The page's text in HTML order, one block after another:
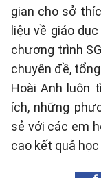
gian cho sở
liệu về giáo
chương trình
chuyên đề,
Hoài Anh luôn
ích, những
sẻ với các em
cao kết quả